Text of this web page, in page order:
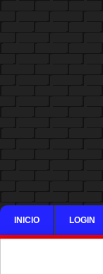
INICIO LOGIN